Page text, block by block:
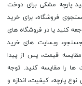
پارچه مشکی برای دوخت
فروشگاه، برای خرید
کنید یا در فروشگاه های
وبسایت های خرید
مقایسه قیمت، پس از پیدا
ها را مقایسه کنید. توجه
پارچه، کیفیت، اندازه و